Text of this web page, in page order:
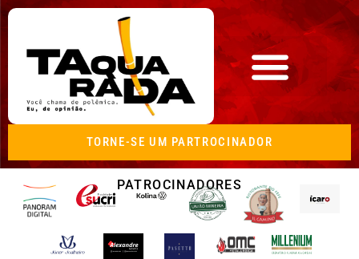
TORNE-SE UM PARTROCINADOR
PATROCINADORES